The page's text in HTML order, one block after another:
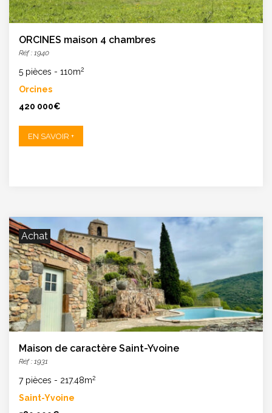
ORCINES maison 4 chambres
Réf : 1940
5 pièces - 110m2
Orcines
420 000€
EN SAVOIR +
Achat
Maison de caractère Saint-Yvoine
Réf : 1931
7 pièces - 217.48m2
Saint-Yvoine